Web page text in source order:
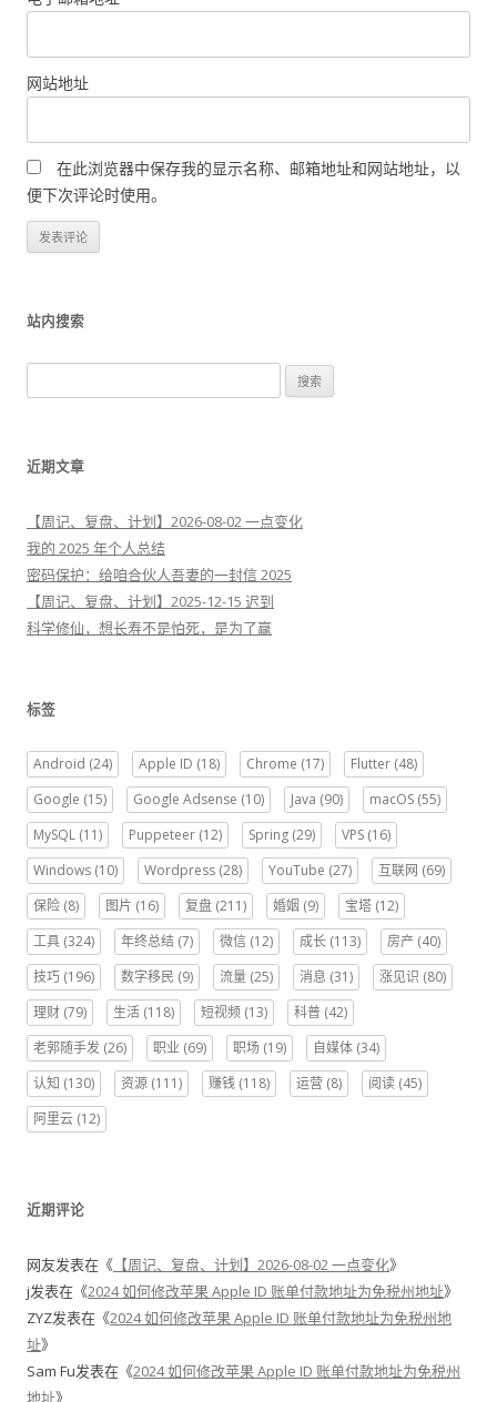
网站地址
在此浏览器中保存我的显示名称、邮箱地址和网站地址，以
便下次评论时使用。
站内搜索
索
近期文章
【周记、复盘、计划】2026-08-02 一点变化
我的 2025 年个人总结
密码保护：给咱合伙人吾妻的一封信 2025
【周记、复盘、计划】2025-12-15 迟到
科学修仙，想长寿不是怕死，是为了赢
标签
Android (24) Apple ID (18) Chrome (17) Flutter (48)
Google (15) Google Adsense (10) Java (90) macOS (55)
MySQL (11) Puppeteer (12) Spring (29) VPS (16)
Windows (10) Wordpress (28) YouTube (27) 互联网 (69)
保险 (8) 图片 (16) 复盘 (211) 婚姻 (9) 宝塔 (12)
工具 (324) 年终总结 (7) 微信 (12) 成长 (113) 房产 (40)
技巧 (196) 数字移民 (9) 流量 (25) 消息 (31) 涨见识 (80)
理财 (79) 生活 (118) 短视频 (13) 科普 (42)
老郭随手发 (26) 职业 (69) 职场 (19) 自媒体 (34)
认知 (130) 资源 (111) 赚钱 (118) 运营 (8) 阅读 (45)
阿里云 (12)
近期评论
网友发表在《 【周记、复盘、计划】2026-08-02 一点变化》
j发表在《2024 如何修改苹果 Apple ID 账单付款地址为免税州地址》
ZYZ发表在《2024 如何修改苹果 Apple ID 账单付款地址为免税州地
址》
Sam Fu发表在《2024 如何修改苹果 Apple ID 账单付款地址为免税州
地址》